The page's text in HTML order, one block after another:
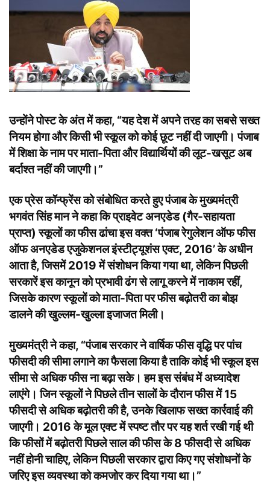
उन्होंने पोस्ट के अंत में कहा, “यह देश में अपने तरह का सबसे सख्त
नियम होगा और किसी भी स्कूल को कोई छूट नहीं दी जाएगी। पंजाब
में शिक्षा के नाम पर माता-पिता और विद्यार्थियों की लूट-खसूट अब
बर्दाश्त नहीं की जाएगी।”
एक प्रेस कॉन्फ्रेंस को संबोधित करते हुए पंजाब के मुख्यमंत्री
भगवंत सिंह मान ने कहा कि प्राइवेट अनएडेड (गैर-सहायता
प्राप्त) स्कूलों का फीस ढांचा इस वक्त ‘पंजाब रेगुलेशन ऑफ फीस
ऑफ अनएडेड एजुकेशनल इंस्टीट्यूशंस एक्ट, 2016’ के अधीन
आता है, जिसमें 2019 में संशोधन किया गया था, लेकिन पिछली
सरकारें इस कानून को प्रभावी ढंग से लागू करने में नाकाम रहीं,
जिसके कारण स्कूलों को माता-पिता पर फीस बढ़ोतरी का बोझ
डालने की खुल्लम-खुल्ला इजाजत मिली।
मुख्यमंत्री ने कहा, “पंजाब सरकार ने वार्षिक फीस वृद्धि पर पांच
फीसदी की सीमा लगाने का फैसला किया है ताकि कोई भी स्कूल इस
सीमा से अधिक फीस ना बढ़ा सके। हम इस संबंध में अध्यादेश
लाएंगे। जिन स्कूलों ने पिछले तीन सालों के दौरान फीस में 15
फीसदी से अधिक बढ़ोतरी की है, उनके खिलाफ सख्त कार्रवाई की
जाएगी। 2016 के मूल एक्ट में स्पष्ट तौर पर यह शर्त रखी गई थी
कि फीसों में बढ़ोतरी पिछले साल की फीस के 8 फीसदी से अधिक
नहीं होनी चाहिए, लेकिन पिछली सरकार द्वारा किए गए संशोधनों के
जरिए इस व्यवस्था को कमजोर कर दिया गया था।”